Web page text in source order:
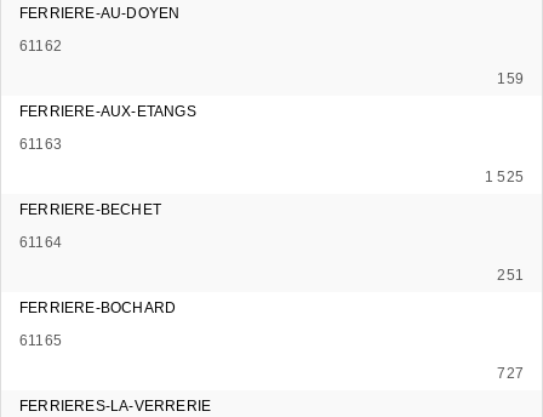
FERRIERE-AU-DOYEN
61162
159
FERRIERE-AUX-ETANGS
61163
1 525
FERRIERE-BECHET
61164
251
FERRIERE-BOCHARD
61165
727
FERRIERES-LA-VERRERIE